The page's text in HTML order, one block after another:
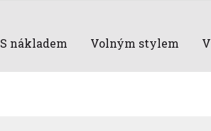
S nákladem Volným stylem